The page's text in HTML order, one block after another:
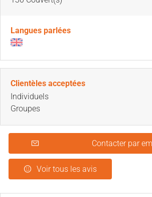
Langues parlées
Clientèles acceptées
Individuels
Groupes
Contacter par
Voir tous les avis